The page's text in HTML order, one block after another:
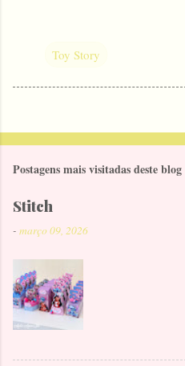
Toy Story
Postagens mais visitadas deste blog
Stitch
- março 09, 2026